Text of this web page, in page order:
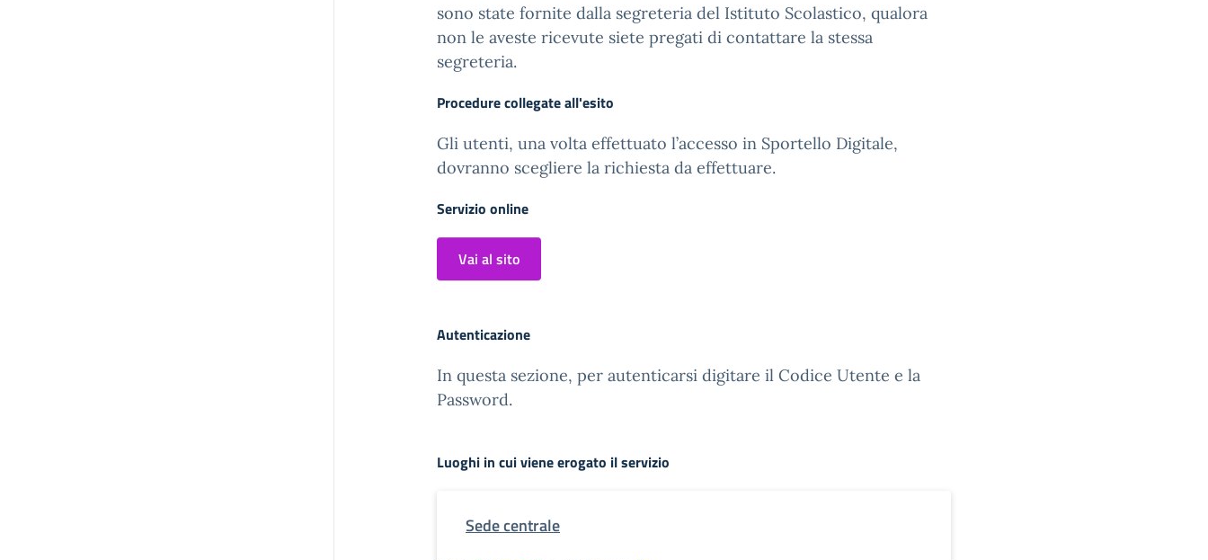
sono state fornite dalla segreteria del Istituto Scolastico, qualora
non le aveste ricevute siete pregati di contattare la stessa
segreteria.
Procedure collegate all'esito
Gli utenti, una volta effettuato l’accesso in Sportello Digitale,
dovranno scegliere la richiesta da effettuare.
Servizio online
Vai al sito
Autenticazione
In questa sezione, per autenticarsi digitare il Codice Utente e la
Password.
Luoghi in cui viene erogato il servizio
Sede centrale